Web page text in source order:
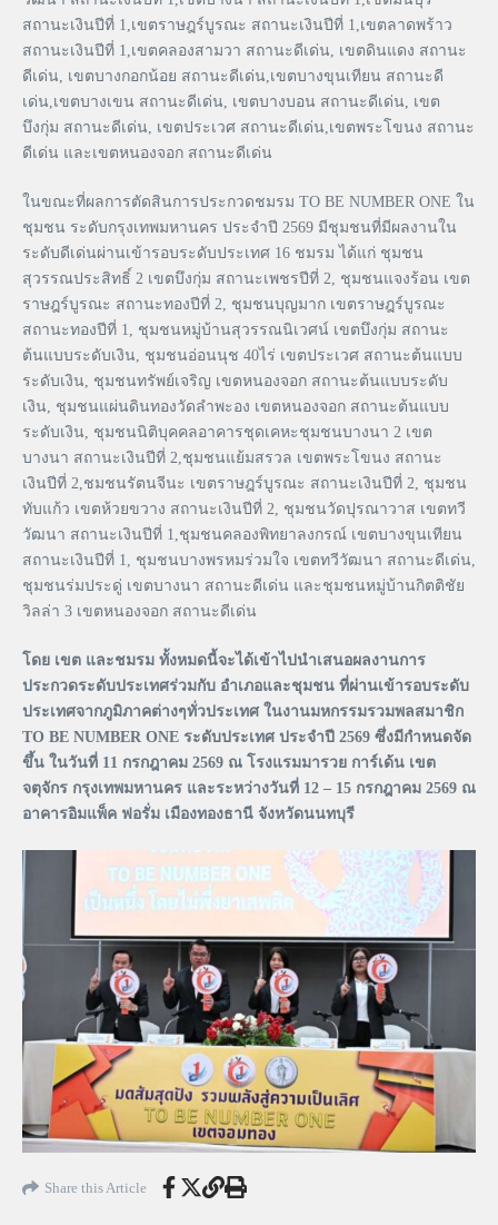
สถานะเงินปีที่ 1,เขตราษฎร์บูรณะ สถานะเงินปีที่ 1,เขตลาดพร้าว
สถานะเงินปีที่ 1,เขตคลองสามวา สถานะดีเด่น, เขตดินแดง สถานะ
ดีเด่น, เขตบางกอกน้อย สถานะดีเด่น,เขตบางขุนเทียน สถานะดี
เด่น,เขตบางเขน สถานะดีเด่น, เขตบางบอน สถานะดีเด่น, เขต
บึงกุ่ม สถานะดีเด่น, เขตประเวศ สถานะดีเด่น,เขตพระโขนง สถานะ
ดีเด่น และเขตหนองจอก สถานะดีเด่น
ในขณะที่ผลการตัดสินการประกวดชมรม TO BE NUMBER ONE ใน
ชุมชน ระดับกรุงเทพมหานคร ประจำปี 2569 มีชุมชนที่มีผลงานใน
ระดับดีเด่นผ่านเข้ารอบระดับประเทศ 16 ชมรม ได้แก่ ชุมชน
สุวรรณประสิทธิ์ 2 เขตบึงกุ่ม สถานะเพชรปีที่ 2, ชุมชนแจงร้อน เขต
ราษฎร์บูรณะ สถานะทองปีที่ 2, ชุมชนบุญมาก เขตราษฎร์บูรณะ
สถานะทองปีที่ 1, ชุมชนหมู่บ้านสุวรรณนิเวศน์ เขตบึงกุ่ม สถานะ
ต้นแบบระดับเงิน, ชุมชนอ่อนนุช 40ไร่ เขตประเวศ สถานะต้นแบบ
ระดับเงิน, ชุมชนทรัพย์เจริญ เขตหนองจอก สถานะต้นแบบระดับ
เงิน, ชุมชนแผ่นดินทองวัดลำพะอง เขตหนองจอก สถานะต้นแบบ
ระดับเงิน, ชุมชนนิติบุคคลอาคารชุดเคหะชุมชนบางนา 2 เขต
บางนา สถานะเงินปีที่ 2,ชุมชนแย้มสรวล เขตพระโขนง สถานะ
เงินปีที่ 2,ชมชนรัตนจีนะ เขตราษฎร์บูรณะ สถานะเงินปีที่ 2, ชุมชน
ทับแก้ว เขตห้วยขวาง สถานะเงินปีที่ 2, ชุมชนวัดปุรณาวาส เขตทวี
วัฒนา สถานะเงินปีที่ 1,ชุมชนคลองพิทยาลงกรณ์ เขตบางขุนเทียน
สถานะเงินปีที่ 1, ชุมชนบางพรหมร่วมใจ เขตทวีวัฒนา สถานะดีเด่น,
ชุมชนร่มประดู่ เขตบางนา สถานะดีเด่น และชุมชนหมู่บ้านกิตติชัย
วิลล่า 3 เขตหนองจอก สถานะดีเด่น
โดย เขต และชมรม ทั้งหมดนี้จะได้เข้าไปนำเสนอผลงานการ
ประกวดระดับประเทศร่วมกับ อำเภอและชุมชน ที่ผ่านเข้ารอบระดับ
ประเทศจากภูมิภาคต่างๆทั่วประเทศ ในงานมหกรรมรวมพลสมาชิก
TO BE NUMBER ONE ระดับประเทศ ประจำปี 2569 ซึ่งมีกำหนดจัด
ขึ้น ในวันที่ 11 กรกฎาคม 2569 ณ โรงแรมมารวย การ์เด้น เขต
จตุจักร กรุงเทพมหานคร และระหว่างวันที่ 12 – 15 กรกฎาคม 2569 ณ
อาคารอิมแพ็ค ฟอรั่ม เมืองทองธานี จังหวัดนนทบุรี
Share this Article